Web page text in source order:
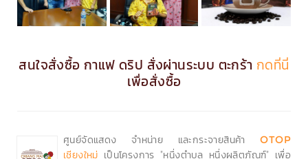
สนใจสั่งซื้อ กาแฟ ดริป สั่งผ่านระบบ ตะกร้า กดที่นี่
เพื่อสั่งซื้อ
ศูนย์จัดแสดง จำหน่าย และกระจายสินค้าOTOP
เชียงใหม่ เป็นโครงการ "หนึ่งตำบล หนึ่งผลิตภัณฑ์" เพื่อ